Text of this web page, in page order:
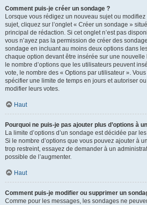
Comment puis-je créer un sondage ?
Lorsque vous rédigez un nouveau sujet ou modifiez
sujet, cliquez sur l’onglet « Créer un sondage »
principal de rédaction. Si cet onglet n’est pas
vous n’ayez pas la permission de créer des
sondage en incluant au moins deux options dans
chaque option devant être insérée sur une
le nombre d’options que les utilisateurs peuvent
vote, le nombre des « Options par utilisateur ».
spécifier une limite de temps en jours et autoriser
modifier leurs votes.
Haut
Pourquoi ne puis-je pas ajouter plus d’options à
La limite d’options d’un sondage est décidée par
Si le nombre d’options que vous pouvez ajouter à
trop restreint, essayez de demander à un
possible de l’augmenter.
Haut
Comment puis-je modifier ou supprimer un
Comme pour les messages, les sondages ne